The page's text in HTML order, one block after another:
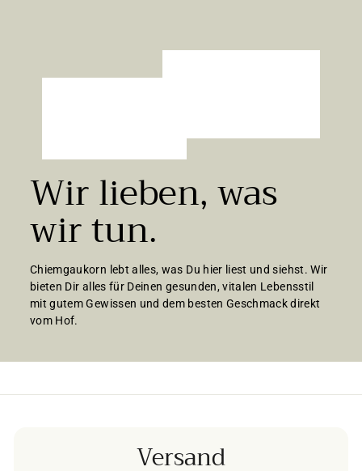
Wir lieben, was
wir tun.
Chiemgaukorn lebt alles, was Du hier liest und siehst. Wir
bieten Dir alles für Deinen gesunden, vitalen Lebensstil
mit gutem Gewissen und dem besten Geschmack direkt
vom Hof.
Versand